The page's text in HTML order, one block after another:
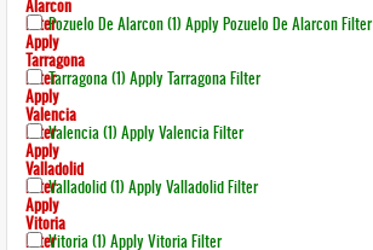
Alarcon
FilterPozuelo De Alarcon (1) Apply Pozuelo De Alarcon Filter
Apply
Tarragona
FilterTarragona (1) Apply Tarragona Filter
Apply
Valencia
FilterValencia (1) Apply Valencia Filter
Apply
Valladolid
FilterValladolid (1) Apply Valladolid Filter
Apply
Vitoria
FilterVitoria (1) Apply Vitoria Filter